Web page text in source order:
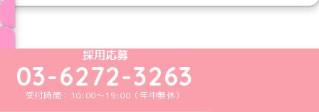
めいどりーみんTikTok公式アカウント
めいどりーみんX公式アカウント
めいどりーみんInstagram公式アカウント
めいどりーみんFacebook公式アカウン
めいどりーみんYouTube公式アカ
採用応募
03-6272-3263
受付時間：10:00～19:00（年中無休）